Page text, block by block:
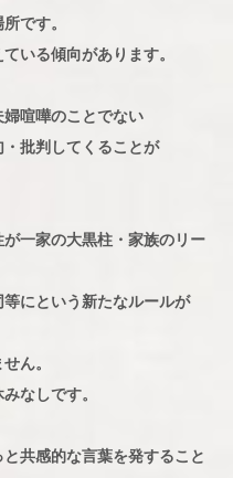
です。
いる傾向があります。
婦喧嘩のことでない
批判してくることが
一家の大黒柱・家族のリー
にという新たなルールが
ん。
なしです。
共感的な言葉を発すること